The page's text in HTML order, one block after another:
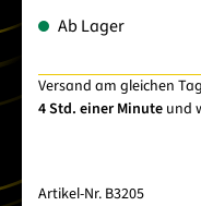
Ab Lager
Versand am gleichen
4 Std. einer Minute und
Artikel-Nr. B3205